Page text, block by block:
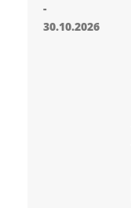
-
30.10.2026